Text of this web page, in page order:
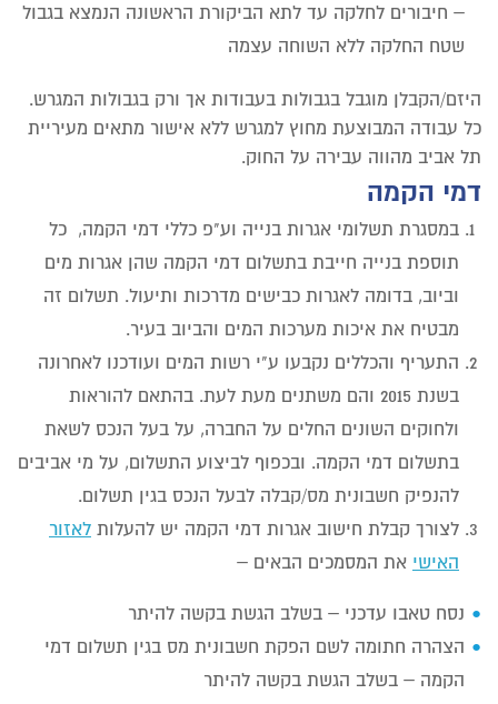
– חיבורים לחלקה עד לתא הביקורת הראשונה הנמצא בגבול
שטח החלקה ללא השוחה עצמה
היזם/הקבלן מוגבל בגבולות בעבודות אך ורק בגבולות המגרש.
כל עבודה המבוצעת מחוץ למגרש ללא אישור מתאים מעיריית
תל אביב מהווה עבירה על החוק.
דמי הקמה
במסגרת תשלומי אגרות בנייה וע"פ כללי דמי הקמה, כל
תוספת בנייה חייבת בתשלום דמי הקמה שהן אגרות מים
וביוב, בדומה לאגרות כבישים מדרכות ותיעול. תשלום זה
מבטיח את איכות מערכות המים והביוב בעיר.
התעריף והכללים נקבעו ע"י רשות המים ועודכנו לאחרונה
בשנת 2015 והם משתנים מעת לעת. בהתאם להוראות
ולחוקים השונים החלים על החברה, על בעל הנכס לשאת
בתשלום דמי הקמה. ובכפוף לביצוע התשלום, על מי אביבים
להנפיק חשבונית מס/קבלה לבעל הנכס בגין תשלום.
לצורך קבלת חישוב אגרות דמי הקמה יש להעלות לאזור
האישי את המסמכים הבאים –
נסח טאבו עדכני – בשלב הגשת בקשה להיתר
הצהרה חתומה לשם הפקת חשבונית מס בגין תשלום דמי
הקמה – בשלב הגשת בקשה להיתר